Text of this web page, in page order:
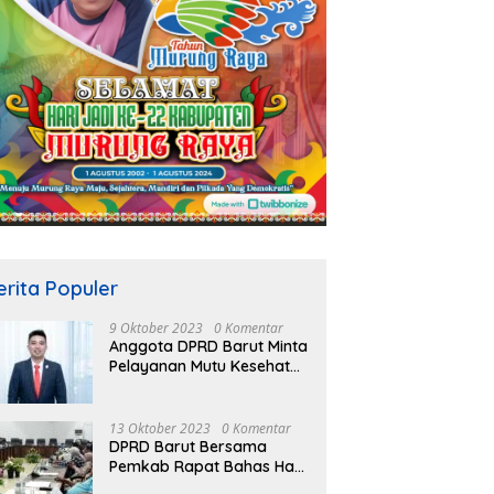
Populer
9 Oktober 2023 0 Komentar
Anggota DPRD Barut Minta
Pelayanan Mutu Kesehatan
13 Oktober 2023 0 Komentar
DPRD Barut Bersama
Pemkab Rapat Bahas Hasil